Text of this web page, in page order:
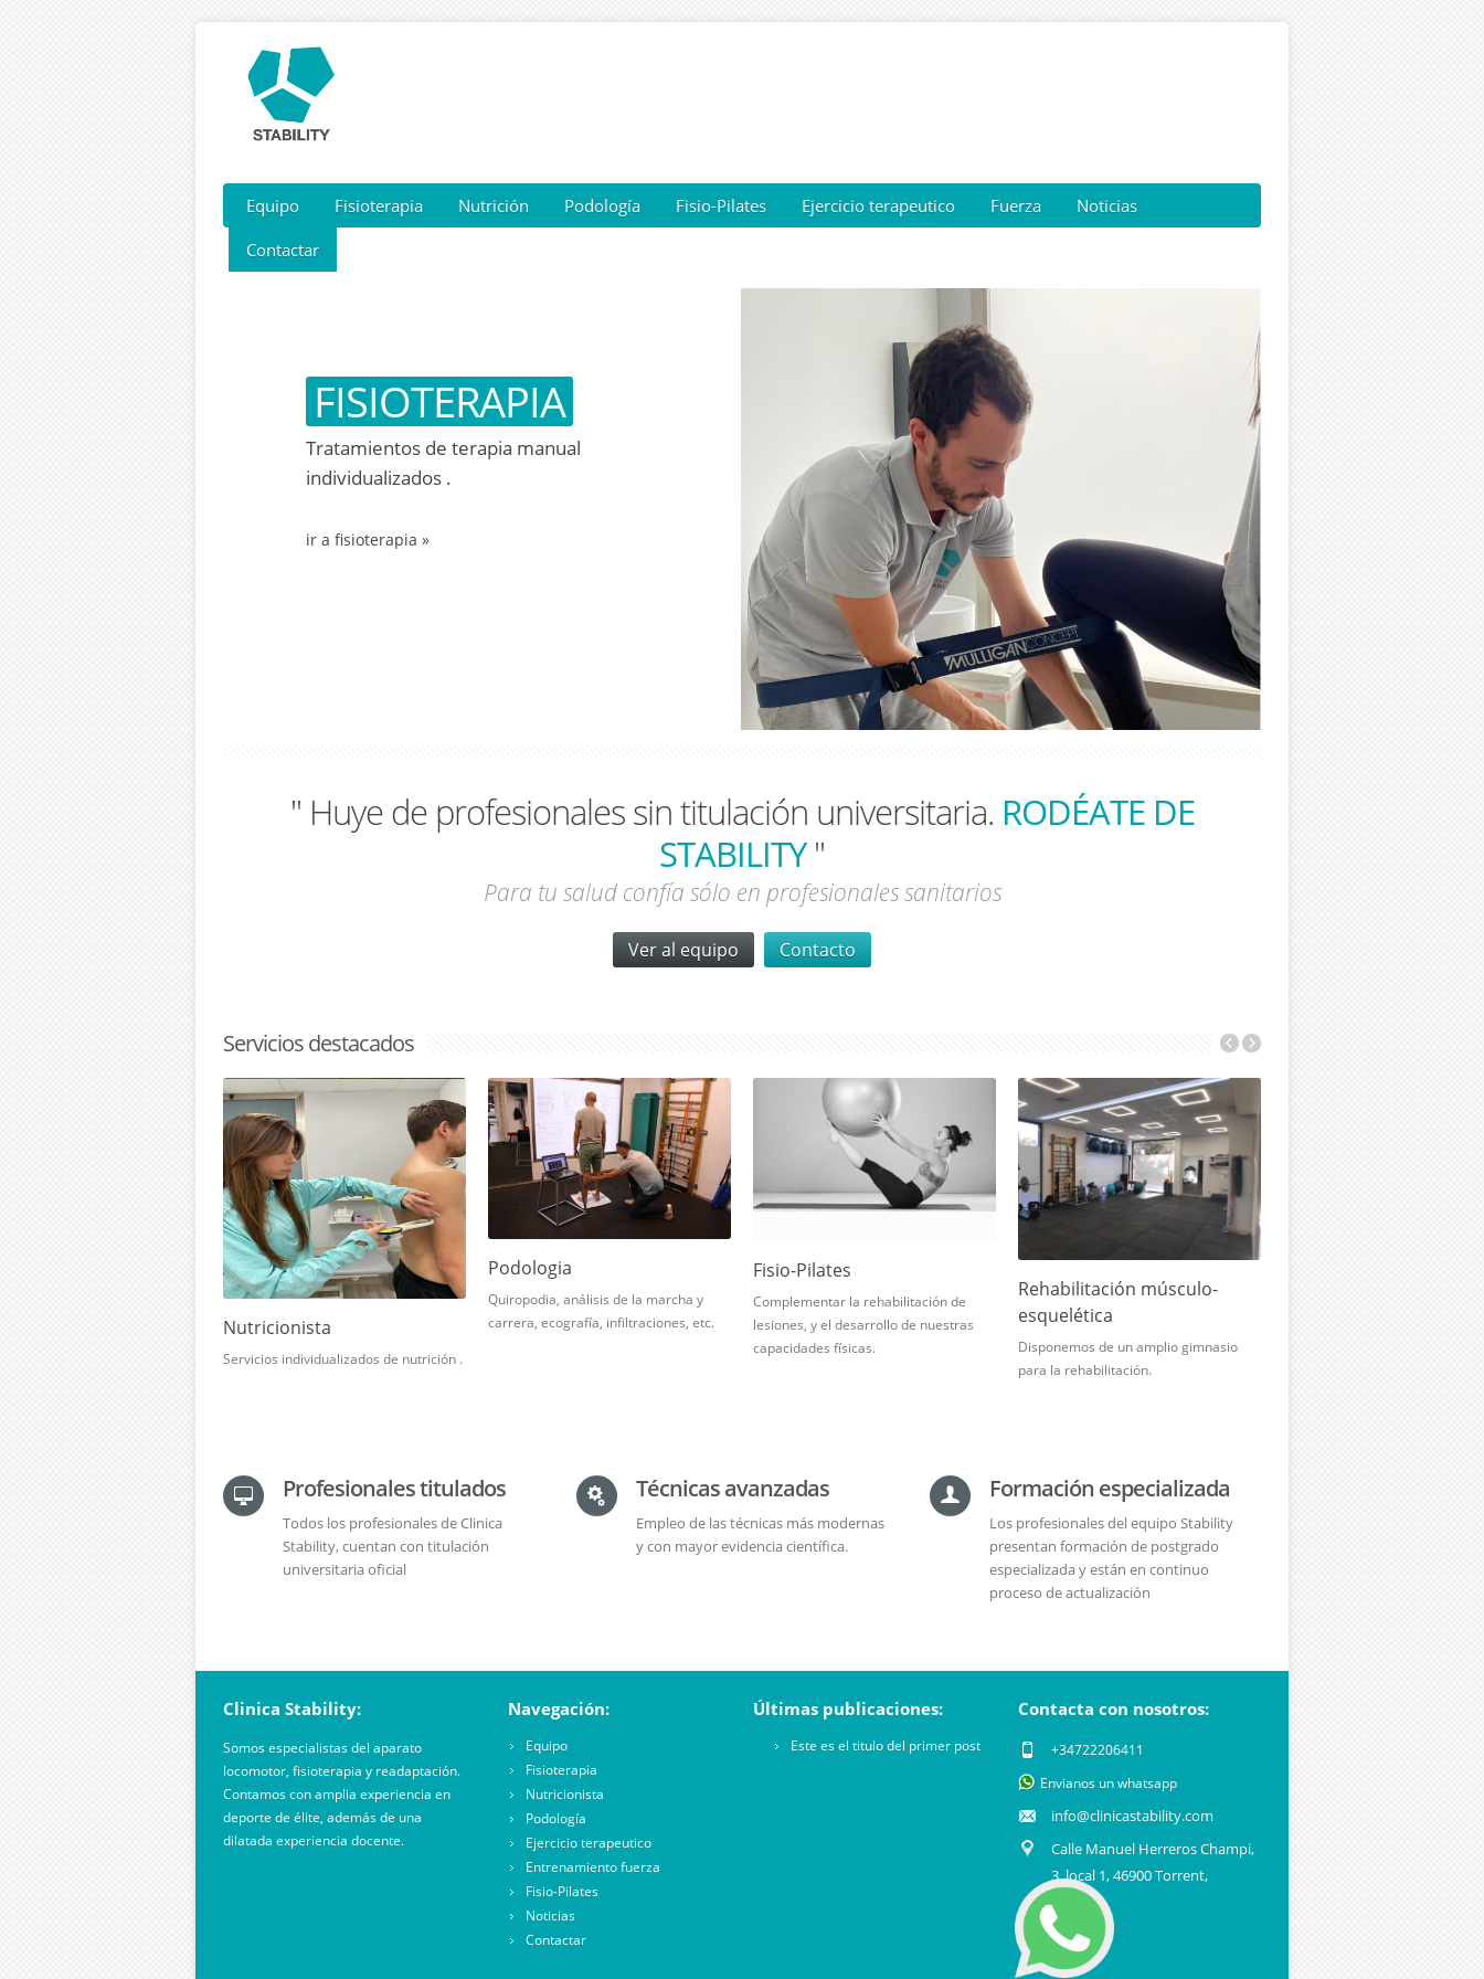
Equipo Fisioterapia Nutrición Podología Fisio-Pilates Ejercicio terapeutico Fuerza
Noticias
Contactar
FISIOTERAPIA
Tratamientos de terapia manual
individualizados .
ir a fisioterapia »
" Huye de profesionales sin titulación universitaria. RODÉATE DE
STABILITY"
Para tu salud confía sólo en profesionales sanitarios
Ver al equipo Contacto
Servicios destacados
Nutricionista
Servicios individualizados de nutrición .
Podologia
Quiropodia, análisis de la marcha y
carrera, ecografía, infiltraciones, etc.
Fisio-Pilates
Complementar la rehabilitación de
lesiones, y el desarrollo de nuestras
capacidades físicas.
Rehabilitación músculo-
esquelética
Disponemos de un amplio gimnasio
para la rehabilitación.
Profesionales titulados
Todos los profesionales de Clinica
Stability, cuentan con titulación
universitaria oficial
Técnicas avanzadas
Empleo de las técnicas más modernas
y con mayor evidencia científica.
Formación especializada
Los profesionales del equipo Stability
presentan formación de postgrado
especializada y están en continuo
proceso de actualización
Clinica Stability:
Somos especialistas del aparato
locomotor, fisioterapia y readaptación.
Contamos con amplia experiencia en
deporte de élite, además de una
dilatada experiencia docente.
Navegación:
Equipo
Fisioterapia
Nutricionista
Podología
Ejercicio terapeutico
Entrenamiento fuerza
Fisio-Pilates
Noticias
Contactar
Últimas publicaciones:
Este es el titulo del primer post
Contacta con nosotros:
+34722206411
Envianos un whatsapp
info@clinicastability.com
Calle Manuel Herreros Champi,
3, local 1, 46900 Torrent,
Valencia